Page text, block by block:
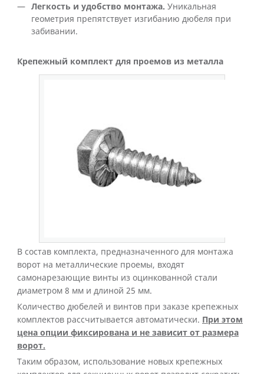
Легкость и удобство монтажа. Уникальная
геометрия препятствует изгибанию дюбеля при
забивании.
Крепежный комплект для проемов из металла
В состав комплекта, предназначенного для монтажа
ворот на металлические проемы, входят
самонарезающие винты из оцинкованной стали
диаметром 8 мм и длиной 25 мм.
Количество дюбелей и винтов при заказе крепежных
комплектов рассчитывается автоматически. При этом
цена опции фиксирована и не зависит от размера
ворот.
Таким образом, использование новых крепежных